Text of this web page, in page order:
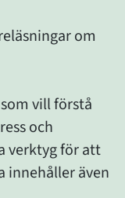
om
vill förstå
och
verktyg för att
innehåller även